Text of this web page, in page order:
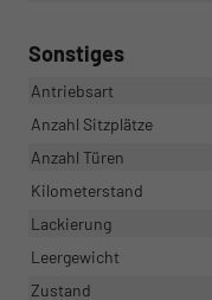
Sonstiges
Antriebsart
Anzahl Sitzplätze
Anzahl Türen
Kilometerstand
Lackierung
Leergewicht
Zustand